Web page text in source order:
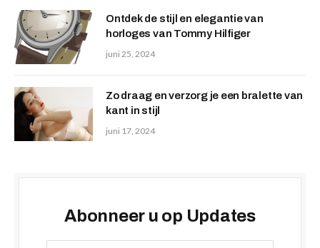
Ontdek de stijl en elegantie van
horloges van Tommy Hilfiger
juni 25, 2024
Zo draag en verzorg je een bralette van
kant in stijl
juni 17, 2024
Abonneer u op Updates